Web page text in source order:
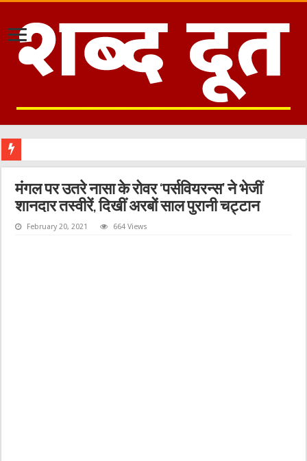
मंगल पर उतरे नासा के रोवर ‘पर्सवियरन्स’ ने भेजीं
शानदार तस्वीरें, दिखीं अरबों साल पुरानी चट्टान
February 20, 2021 664 Views